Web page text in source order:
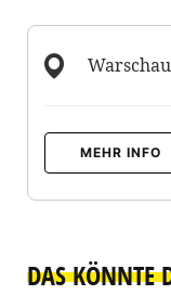
MEHR INFO
DAS KÖNNTE